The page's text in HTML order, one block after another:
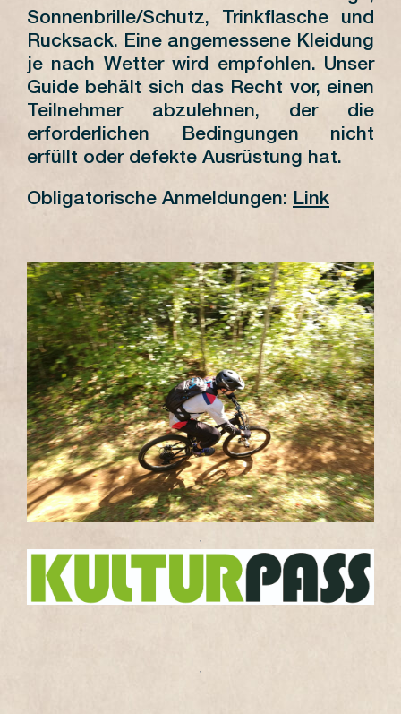
Sonnenbrille/Schutz, Trinkflasche und
Rucksack. Eine angemessene Kleidung
je nach Wetter wird empfohlen. Unser
Guide behält sich das Recht vor, einen
Teilnehmer abzulehnen, der die
erforderlichen Bedingungen nicht
erfüllt oder defekte Ausrüstung hat.
Obligatorische Anmeldungen: Link